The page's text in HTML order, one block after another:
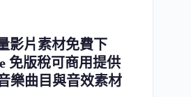
影片素材免費下
免版稅可商用提供
樂曲目與音效素材